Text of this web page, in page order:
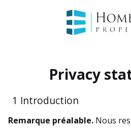
Privacy
1 Introduction
Remarque préalable. Nous